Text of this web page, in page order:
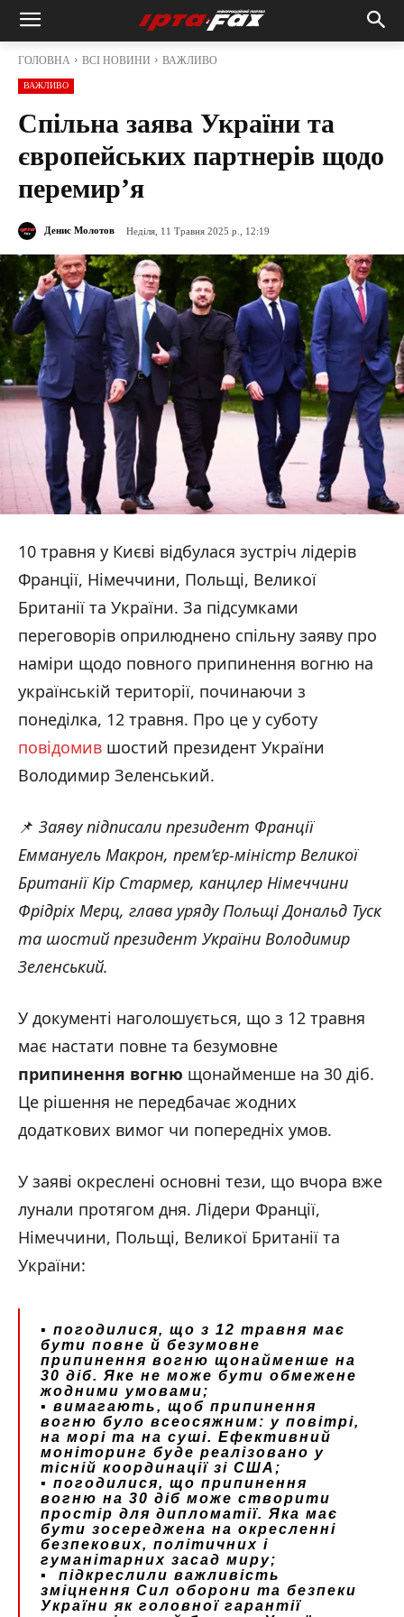
ГОЛОВНА ВСІ НОВИНИ ВАЖЛИВО
ВАЖЛИВО
Спільна заява України та
європейських партнерів щодо
перемир’я
Денис Молотов Неділя, 11 Травня 2025 р., 12:19
10 травня у Києві відбулася зустріч лідерів
Франції, Німеччини, Польщі, Великої
Британії та України. За підсумками
переговорів оприлюднено спільну заяву про
наміри щодо повного припинення вогню на
українській території, починаючи з
понеділка, 12 травня. Про це у суботу
повідомив шостий президент України
Володимир Зеленський.
📌 Заяву підписали президент Франції
Еммануель Макрон, прем’єр-міністр Великої
Британії Кір Стармер, канцлер Німеччини
Фрідріх Мерц, глава уряду Польщі Дональд Туск
та шостий президент України Володимир
Зеленський.
У документі наголошується, що з 12 травня
має настати повне та безумовне
припинення вогню щонайменше на 30 діб.
Це рішення не передбачає жодних
додаткових вимог чи попередніх умов.
У заяві окреслені основні тези, що вчора вже
лунали протягом дня. Лідери Франції,
Німеччини, Польщі, Великої Британії та
України:
▪️ погодилися, що з 12 травня має
бути повне й безумовне
припинення вогню щонайменше на
30 діб. Яке не може бути обмежене
жодними умовами;
▪️ вимагають, щоб припинення
вогню було всеосяжним: у повітрі,
на морі та на суші. Ефективний
моніторинг буде реалізовано у
тісній координації зі США;
▪️ погодилися, що припинення
вогню на 30 діб може створити
простір для дипломатії. Яка має
бути зосереджена на окресленні
безпекових, політичних і
гуманітарних засад миру;
▪️ підкреслили важливість
зміцнення Сил оборони та безпеки
України як головної гарантії